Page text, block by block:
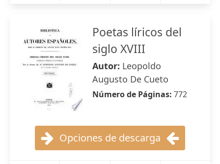
Poetas líricos del
siglo XVIII
Autor: Leopoldo
Augusto De Cueto
Número de Páginas: 772
Opciones de descarga